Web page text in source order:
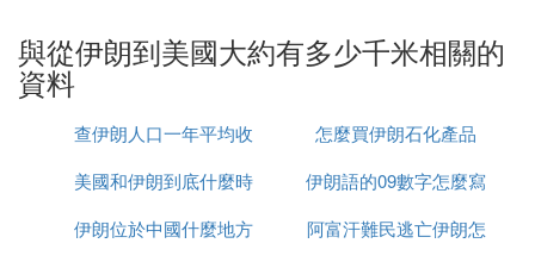
命。從德黑蘭到華盛頓的距離，象徵著兩國之間的文
化和政治差異。
這段距離對於普通人來說，意味著需要跨越數個國家
距離則象徵著兩個國家之間需要進行的外交努力和溝
與從伊朗到美國大約有多少千米相關的
資料
查伊朗人口一年平均收
入多少
怎麼買伊朗石化產品
美國和伊朗到底什麼時
候打
伊朗語的09數字怎麼寫
伊朗位於中國什麼地方
阿富汗難民逃亡伊朗怎